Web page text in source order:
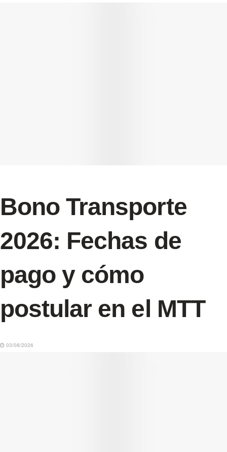
Bono Transporte
2026: Fechas de
pago y cómo
postular en el MTT
03/08/2026